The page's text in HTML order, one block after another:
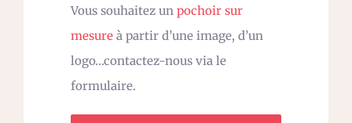
Vous souhaitez un pochoir sur
mesure à partir d’une image, d’un
logo…contactez-nous via le
formulaire.